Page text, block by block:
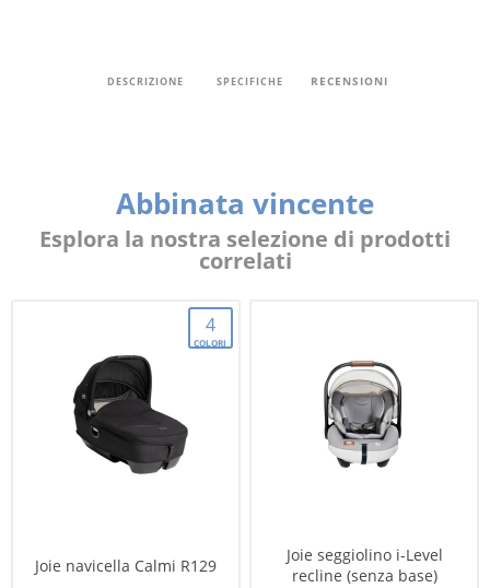
DESCRIZIONE SPECIFICHE RECENSIONI
Abbinata vincente
Esplora la nostra selezione di prodotti
correlati
4
COLORI
Joie navicella Calmi R129
Joie seggiolino i-Level
recline (senza base)